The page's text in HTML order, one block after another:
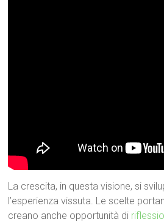
La crescita, in questa visione, si
l’esperienza vissuta. Le scelte
creano anche opportunità di